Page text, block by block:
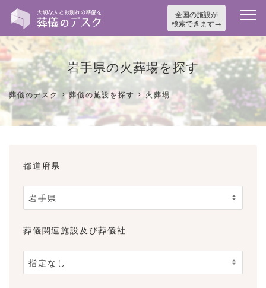
全国の施設が
検索できます
岩手県の火葬場を探す
葬儀のデスク >葬儀の施設を探す > 火葬場
都道府県
葬儀関連施設及び葬儀社